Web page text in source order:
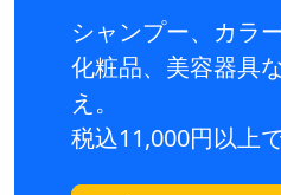
シャンプー、カラ
化粧品、美容器具
え。
税込11,000円以上